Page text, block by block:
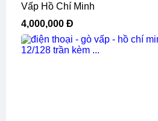
Vấp Hồ Chí Minh
4,000,000 Đ